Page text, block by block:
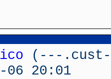
(---
20:01